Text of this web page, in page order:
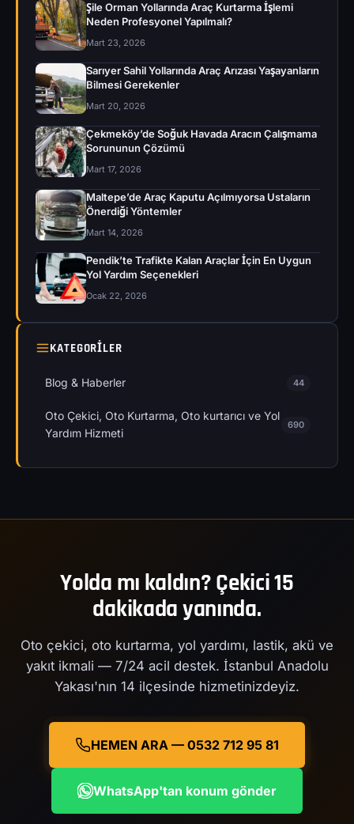
Şile Orman Yollarında Araç Kurtarma İşlemi
Neden Profesyonel Yapılmalı?
Mart 23, 2026
Sarıyer Sahil Yollarında Araç Arızası Yaşayanların
Bilmesi Gerekenler
Mart 20, 2026
Çekmeköy’de Soğuk Havada Aracın Çalışmama
Sorununun Çözümü
Mart 17, 2026
Maltepe’de Araç Kaputu Açılmıyorsa Ustaların
Önerdiği Yöntemler
Mart 14, 2026
Pendik’te Trafikte Kalan Araçlar İçin En Uygun
Yol Yardım Seçenekleri
Ocak 22, 2026
KATEGORILER
Blog & Haberler 44
Oto Çekici, Oto Kurtarma, Oto kurtarıcı ve Yol
Yardım Hizmeti
690
Yolda mı kaldın? Çekici 15
dakikada yanında.
Oto çekici, oto kurtarma, yol yardımı, lastik, akü ve
yakıt ikmali — 7/24 acil destek. İstanbul Anadolu
Yakası'nın 14 ilçesinde hizmetinizdeyiz.
HEMEN ARA — 0532 712 95 81
WhatsApp'tan konum gönder